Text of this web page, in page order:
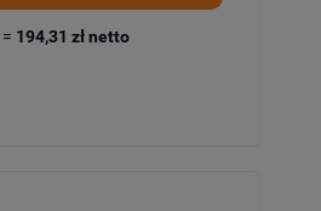
= 194,31 złnetto